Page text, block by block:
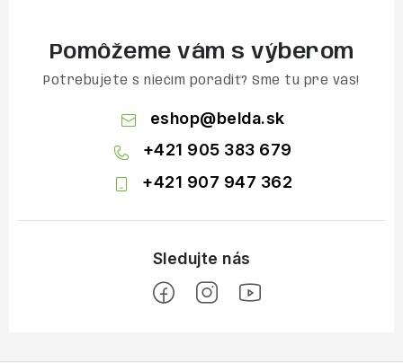
Pomôžeme vám s výberom
Potrebujete s niečím poradiť? Sme tu pre vás!
eshop@belda.sk
+421 905 383 679
+421 907 947 362